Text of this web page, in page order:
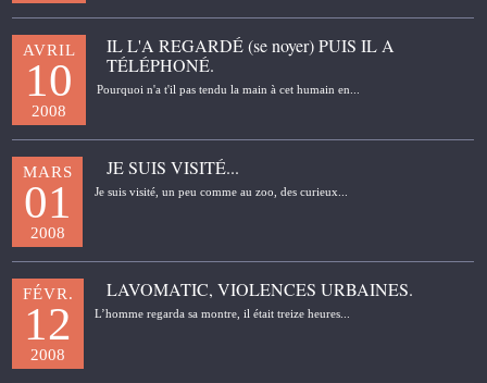
AVRIL
10
2008
IL L'A REGARDÉ (se noyer) PUIS IL A
TÉLÉPHONÉ.
Pourquoi n'a t'il pas tendu la main à cet humain en...
MARS
01
2008
JE SUIS VISITÉ...
Je suis visité, un peu comme au zoo, des curieux...
FÉVR.
12
2008
LAVOMATIC, VIOLENCES URBAINES.
L’homme regarda sa montre, il était treize heures...